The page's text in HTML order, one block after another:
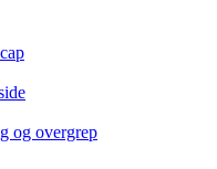
og overgrep